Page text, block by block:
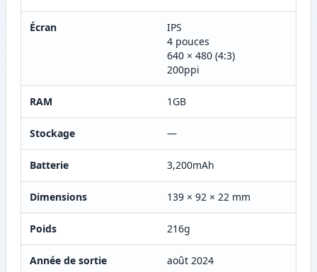
Écran
IPS
4 pouces
640 × 480 (4:3)
200ppi
RAM 1GB
Stockage —
Batterie 3,200mAh
Dimensions 139 × 92 × 22 mm
Poids 216g
Année de sortie août 2024